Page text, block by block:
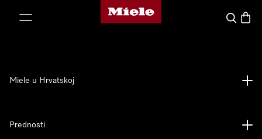
Miele početna stranica
Pretraga
Miele u Hrvatskoj
Prednosti